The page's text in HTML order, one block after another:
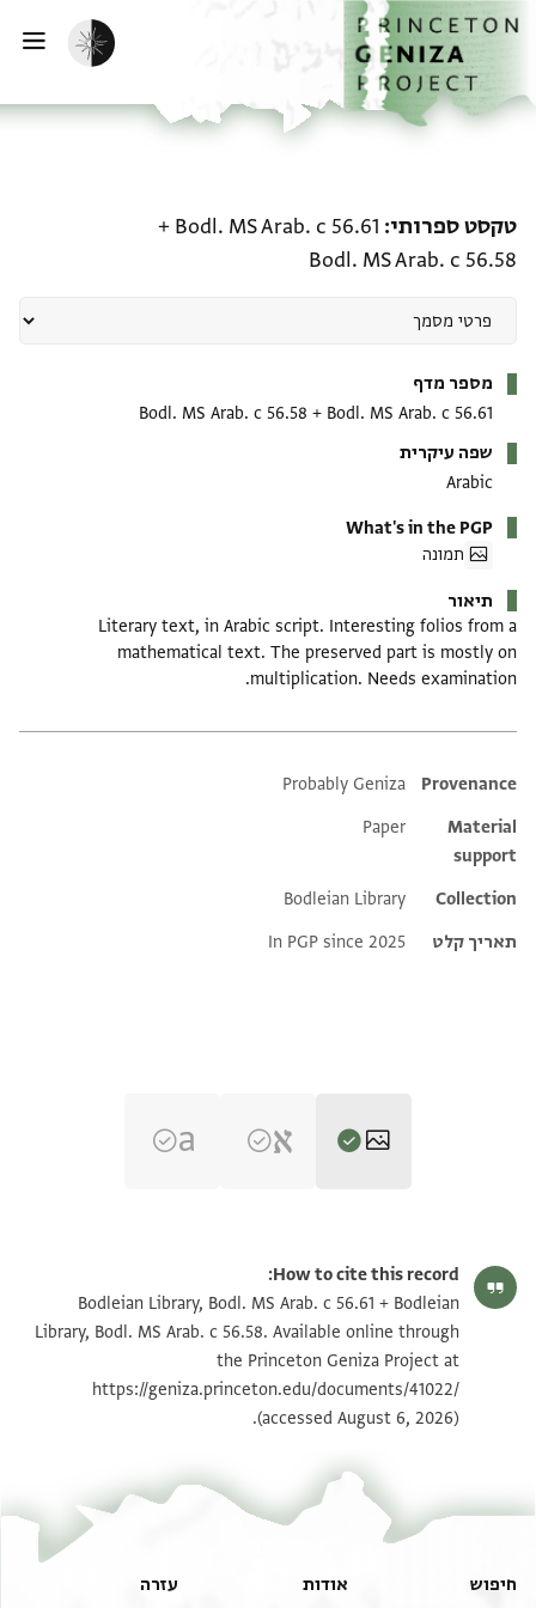
לתוכןהבית
הפעלת מצב כהה
טקסט ספרותי Bodl. MS Arab. c 56.61
+
Bodl. MS Arab. c 56.58
מספר מדף
Bodl. MS Arab. c 56.61
+
Bodl. MS Arab. c 56.58
שפה עיקרית
Arabic
What's in the PGP
תמונה
תיאור
Literary text, in Arabic script. Interesting folios from a
mathematical text. The preserved part is mostly on
multiplication. Needs examination.
Additional metadata
Provenance
Probably Geniza
Material
support
Paper
Collection
Bodleian Library
תאריך קלט
In PGP since 2025
Bodl. MS Arab. c 56.58 fol. 58b הגדל וסובב
Bodl. MS Arab. c 56.58 fol. 61a
Bodl. MS Arab. c 56.58 fol. 61b הגדל וסובב
Inside upper board
Bodl. MS Arab. c 56.58
Upper flyleaf a
Bodl. MS Arab. c 56.58 1st
How to cite this record:
Bodleian Library, Bodl. MS Arab. c 56.61 + Bodleian
Library, Bodl. MS Arab. c 56.58. Available online through
the Princeton Geniza Project at
https://geniza.princeton.edu/documents/41022/
(accessed August 6, 2026).
חיפוש אודות עזרה